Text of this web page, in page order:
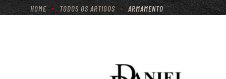
HOME TODOS OS ARTIGOS ARMAMENTO